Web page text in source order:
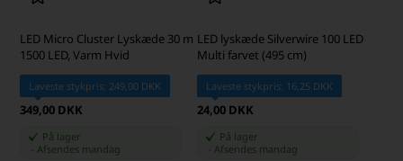
LED Micro Cluster Lyskæde 30 m
1500 LED, Varm Hvid
Laveste stykpris: 249,00 DKK
349,00 DKK
På lager
-Afsendes mandag
LED lyskæde Silverwire 100 LED
Multi farvet (495 cm)
Laveste stykpris: 16,25 DKK
24,00 DKK
På lager
Afsendes mandag